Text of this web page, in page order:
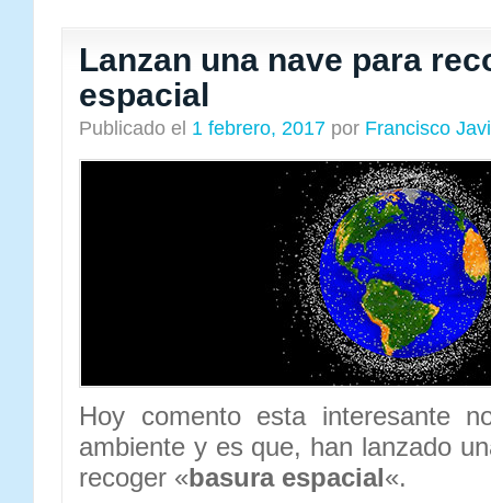
Lanzan una nave para
espacial
Publicado el 1 febrero, 2017 por Francisco
Hoy comento esta interesante
ambiente y es que, han lanzado
recoger «basura espacial«.